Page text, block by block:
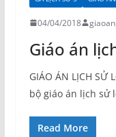
04/04/2018
Giáo án
GIÁO ÁN LỊCH SỬ
bộ giáo án lịch sử
Read More